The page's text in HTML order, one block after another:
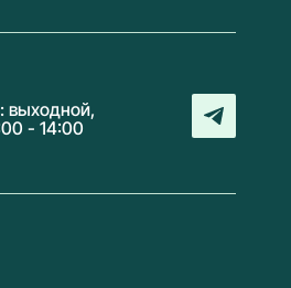
выходной,
- 14:00